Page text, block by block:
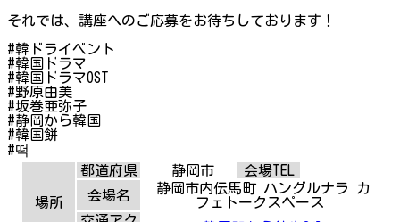
それでは、講座へのご応募をお待ちしております！
#韓ドライベント
#韓国ドラマ
#韓国ドラマOST
#野原由美
#坂巻亜弥子
#静岡から韓国
#韓国餅
#떡
場所
都道府県 静岡市
会場TEL
会場名
静岡市内伝馬町 ハングルナラ カ
フェトークスペース